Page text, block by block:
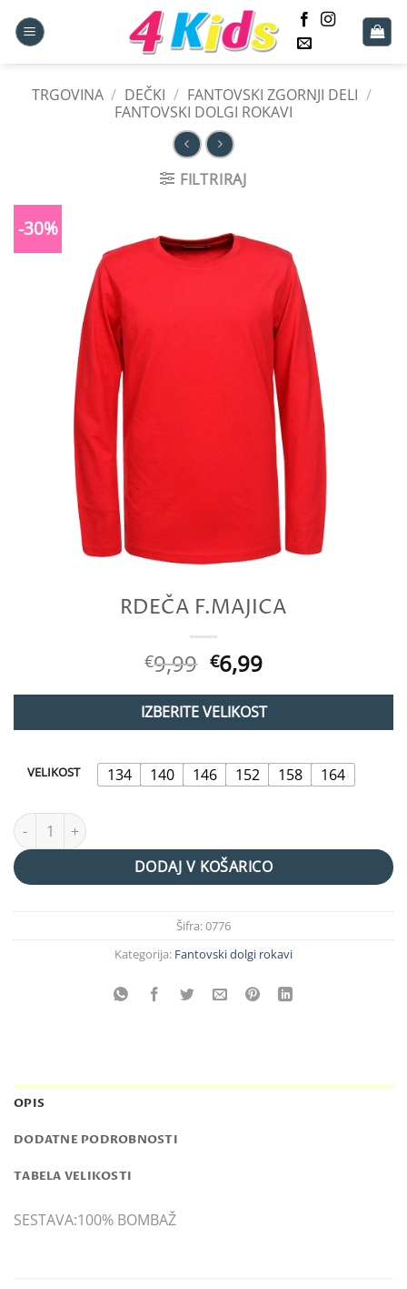
na
TRGOVINA / DEČKI / FANTOVSKI ZGORNJI DELI /
FANTOVSKI DOLGI ROKAVI
FILTRIRAJ
-30%
RDEČA F.MAJICA
€9,99 Izvirna
cena
je
bila:
€6,99Trenutna
je:
€6,99.
IZBERITE VELIKOST
VELIKOST 134 140 146 152 158 164
RDEČA F.MAJICA količina
DODAJ V KOŠARICO
Šifra:0776
Kategorija: Fantovski dolgi rokavi
OPIS
DODATNE PODROBNOSTI
TABELA VELIKOSTI
SESTAVA:100% BOMBAŽ